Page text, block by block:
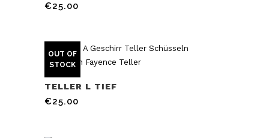
€25.00
OUT OF
STOCK
TELLER L TIEF
€25.00